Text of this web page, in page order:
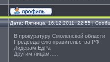
Дата: Пятница, 16.12.2011, 22:55 |
В прокуратуру Смоленской области
Председателю правительства РФ
Лидерам ЕдРа
Другим лицам…..